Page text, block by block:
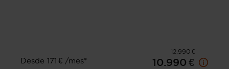
12.990 €
Desde 171 € /mes*
10.990 €